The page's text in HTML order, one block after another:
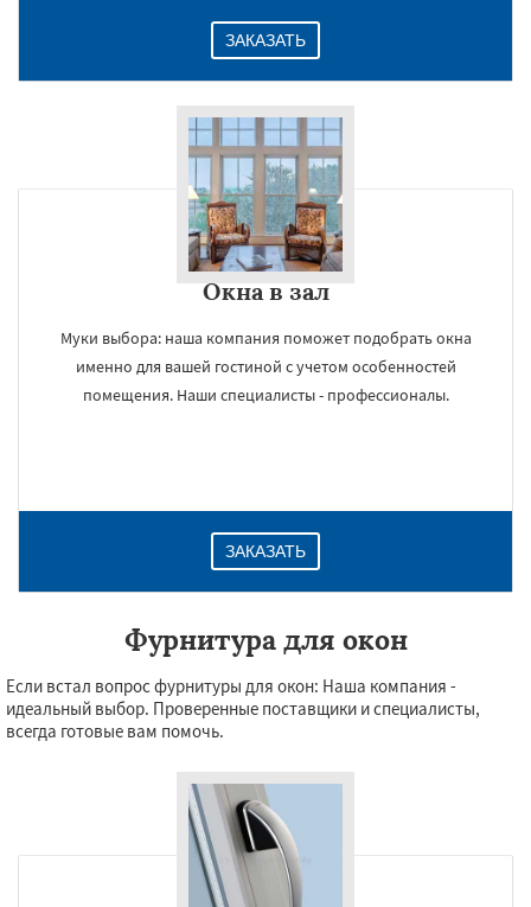
ЗАКАЗАТЬ
Окна в зал
Муки выбора: наша компания поможет подобрать окна
именно для вашей гостиной с учетом особенностей
помещения. Наши специалисты - профессионалы.
ЗАКАЗАТЬ
Фурнитура для окон
Если встал вопрос фурнитуры для окон: Наша компания -
идеальный выбор. Проверенные поставщики и специалисты,
всегда готовые вам помочь.